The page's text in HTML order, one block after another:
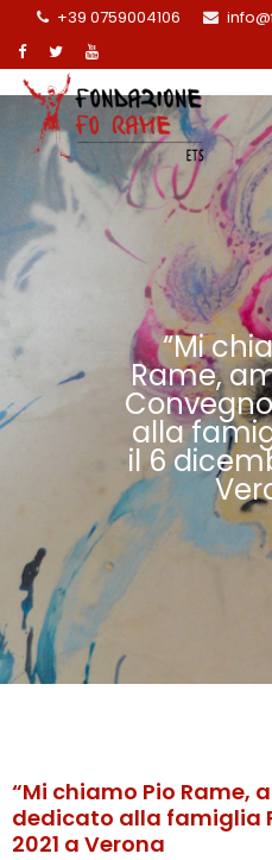
+39 0759004106
“Mi
Rame,
alla
il 6
“Mi chiamo Pio Rame,
dedicato alla famiglia
2021 a Verona